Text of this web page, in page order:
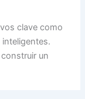
clave como
un